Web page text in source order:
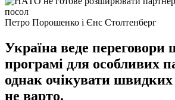
Петро Порошенко і Єнс Столтенберг
Україна веде переговори
програмі для особливих
однак очікувати швидких
не варто.